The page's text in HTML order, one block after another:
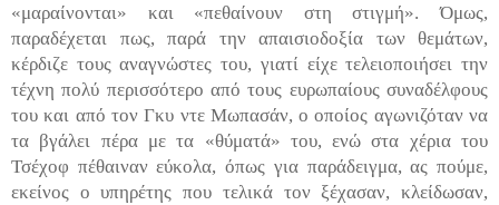
«μαραίνονται» και «πεθαίνουν στη στιγμή». Όμως,
παραδέχεται πως, παρά την απαισιοδοξία των θεμάτων,
κέρδιζε τους αναγνώστες του, γιατί είχε τελειοποιήσει την
τέχνη πολύ περισσότερο από τους ευρωπαίους συναδέλφους
του και από τον Γκυ ντε Μωπασάν, ο οποίος αγωνιζόταν να
τα βγάλει πέρα με τα «θύματά» του, ενώ στα χέρια του
Τσέχοφ πέθαιναν εύκολα, όπως για παράδειγμα, ας πούμε,
εκείνος ο υπηρέτης που τελικά τον ξέχασαν, κλείδωσαν,